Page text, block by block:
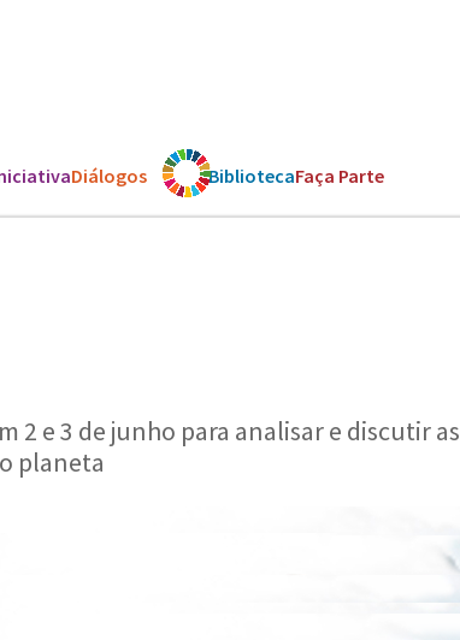
Diálogos Os ODSBibliotecaFaça Parte
2 e 3 de junho para analisar e discutir as
planeta